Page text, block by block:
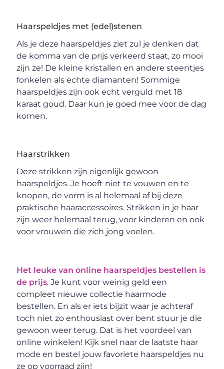
Haarspeldjes met (edel)stenen
Als je deze haarspeldjes ziet zul je denken dat
de komma van de prijs verkeerd staat, zo mooi
zijn ze! De kleine kristallen en andere steentjes
fonkelen als echte diamanten! Sommige
haarspeldjes zijn ook echt verguld met 18
karaat goud. Daar kun je goed mee voor de dag
komen.
Haarstrikken
Deze strikken zijn eigenlijk gewoon
haarspeldjes. Je hoeft niet te vouwen en te
knopen, de vorm is al helemaal af bij deze
praktische haaraccessoires. Strikken in je haar
zijn weer helemaal terug, voor kinderen en ook
voor vrouwen die zich jong voelen.
Het leuke van online haarspeldjes bestellen is
de prijs. Je kunt voor weinig geld een
compleet nieuwe collectie haarmode
bestellen. En als er iets bijzit waar je achteraf
toch niet zo enthousiast over bent stuur je die
gewoon weer terug. Dat is het voordeel van
online winkelen! Kijk snel naar de laatste haar
mode en bestel jouw favoriete haarspeldjes nu
ze op voorraad zijn!